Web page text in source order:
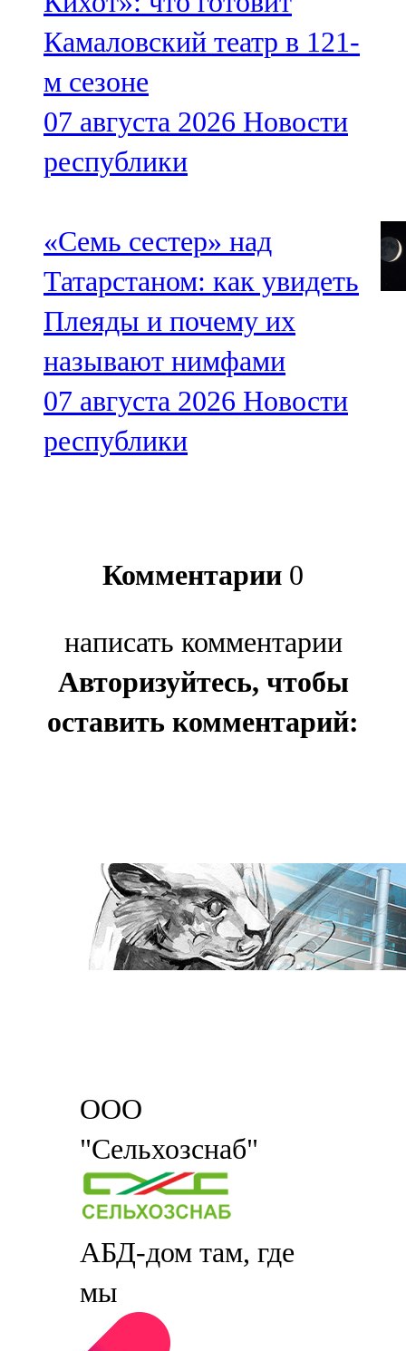
Камаловский театр в 121-
м сезоне
07 августа 2026 Новости
республики
«Семь сестер» над
Татарстаном: как увидеть
Плеяды и почему их
называют нимфами
07 августа 2026 Новости
республики
Комментарии 0
написать комментарии
Авторизуйтесь, чтобы
оставить комментарий:
ООО
"Сельхозснаб"
АБД-дом там, где
мы